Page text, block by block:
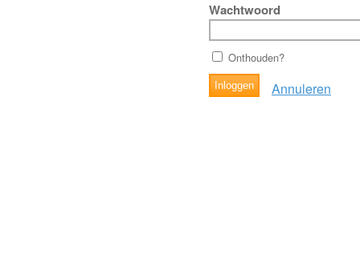
Wachtwoord
Onthouden?
Annuleren